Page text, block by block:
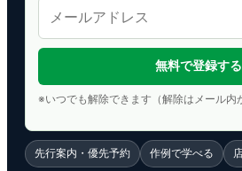
※いつでも解除できます（解除はメール内
先行案内・優先予約 作例で学べる